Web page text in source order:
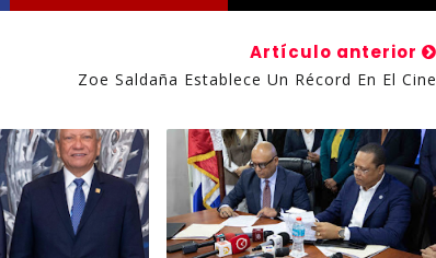
Artículo anterior
Zoe Saldaña Establece Un Récord En El Cine